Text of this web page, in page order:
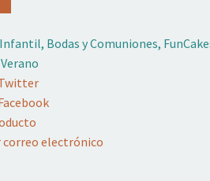
, Bodas y Comuniones,
Verano
electrónico